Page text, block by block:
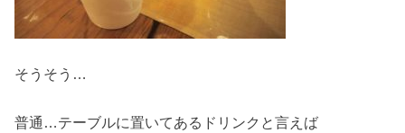
そうそう…
普通…テーブルに置いてあるドリンクと言えば